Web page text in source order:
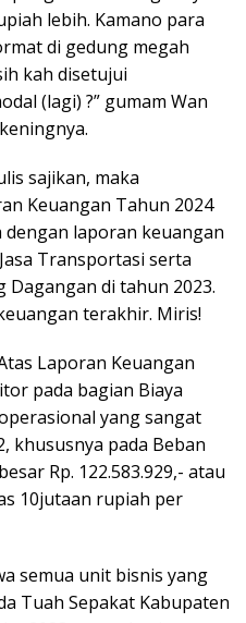
lebih. Kamano para
di gedung megah
kah disetujui
(lagi) ?” gumam Wan
sajikan, maka
Keuangan Tahun 2024
laporan keuangan
Transportasi serta
Dagangan di tahun 2023.
terakhir. Miris!
Laporan Keuangan
pada bagian Biaya
yang sangat
khususnya pada Beban
Rp. 122.583.929,- atau
10jutaan rupiah per
semua unit bisnis yang
Tuah Sepakat Kabupaten